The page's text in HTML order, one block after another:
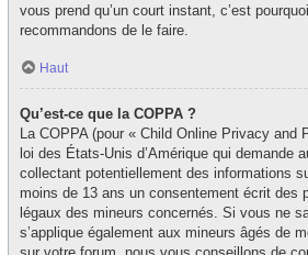
vous prend qu’un court instant, c’est
recommandons de le faire.
Haut
Qu’est-ce que la COPPA ?
La COPPA (pour « Child Online Privacy and
loi des États-Unis d’Amérique qui demande
collectant potentiellement des informations
moins de 13 ans un consentement écrit des
légaux des mineurs concernés. Si vous ne
s’applique également aux mineurs âgés de